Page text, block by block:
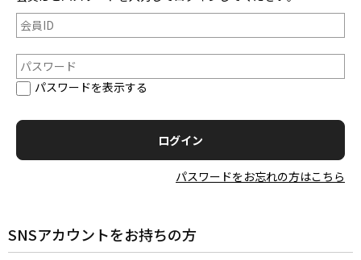
パスワードを表示する
パスワードをお忘れの方はこちら
SNSアカウントをお持ちの方